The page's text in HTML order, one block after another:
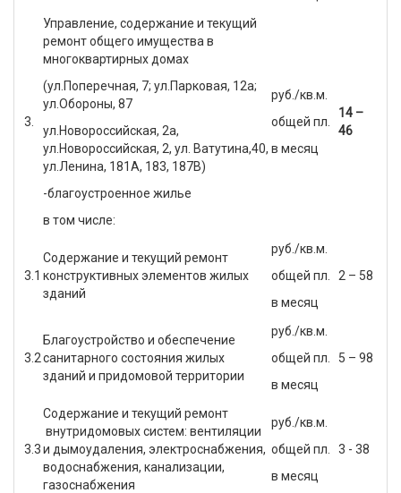
3.
Управление, содержание и текущий
ремонт общего имущества в
многоквартирных домах
(ул.Поперечная, 7; ул.Парковая, 12а;
ул.Обороны, 87
ул.Новороссийская, 2а,
ул.Новороссийская, 2, ул. Ватутина,40,
ул.Ленина, 181А, 183, 187В)
-благоустроенное жилье
в том числе:
руб./кв.м.
общей пл.
в месяц
14 –
46
3.1
Содержание и текущий ремонт
конструктивных элементов жилых
зданий
руб./кв.м.
общей пл.
в месяц
2 – 58
3.2
Благоустройство и обеспечение
санитарного состояния жилых
зданий и придомовой территории
руб./кв.м.
общей пл.
в месяц
5 – 98
3.3
Содержание и текущий ремонт
внутридомовых систем: вентиляции
и дымоудаления, электроснабжения,
водоснабжения, канализации,
газоснабжения
руб./кв.м.
общей пл.
в месяц
3 - 38